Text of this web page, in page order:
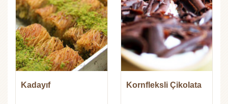
Kadayıf Kornfleksli Çikolata